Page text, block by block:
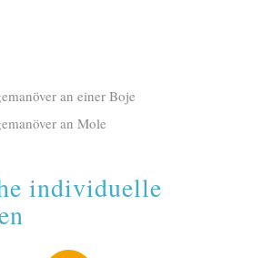
an einer Boje
an Mole
individuelle